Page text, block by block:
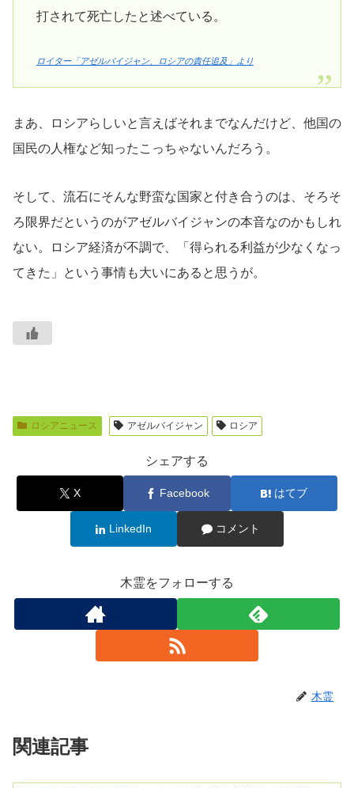
打されて死亡したと述べている。
ロイター「アゼルバイジャン、ロシアの責任追及」より
まあ、ロシアらしいと言えばそれまでなんだけど、他国の
国民の人権など知ったこっちゃないんだろう。
そして、流石にそんな野蛮な国家と付き合うのは、そろそ
ろ限界だというのがアゼルバイジャンの本音なのかもしれ
ない。ロシア経済が不調で、「得られる利益が少なくなっ
てきた」という事情も大いにあると思うが。
ロシアニュース アゼルバイジャン ロシア
シェアする
X Facebook はてブ
LinkedIn コメント
木霊をフォローする
木霊
関連記事